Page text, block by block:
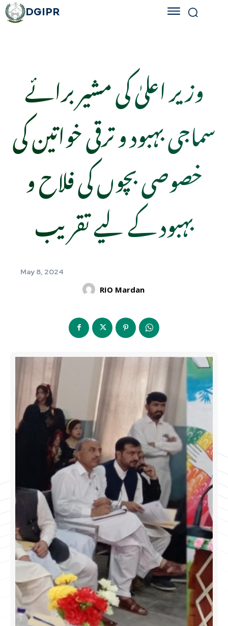
DGIPR
وزیر اعلیٰ کی مشیر برائے
سماجی بہبود و ترقی خواتین کی
خصوصی بچوں کی فلاح و
بہبود کے لیے تقریب
May 8, 2024
RIO Mardan